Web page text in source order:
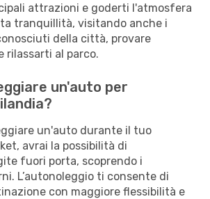
attrazioni e goderti l'atmosfera
tranquillità, visitando anche i
della città, provare
rilassarti al parco.
un'auto per
un'auto durante il tuo
avrai la possibilità di
fuori porta, scoprendo i
L’autonoleggio ti consente di
con maggiore flessibilità e